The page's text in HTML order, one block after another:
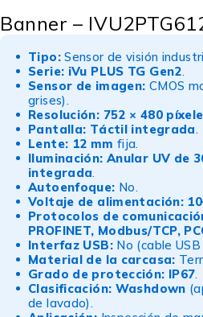
Banner –
Tipo:Sensor de visión
Serie: iVu PLUS TG Gen2.
Sensor de imagen: CMOS
grises).
Resolución: 752 × 480
Pantalla: Táctil integrada.
Lente: 12 mm fija.
Iluminación: Anular UV de
integrada.
Autoenfoque: No.
Voltaje de alimentación:
Protocolos de
PROFINET, Modbus/TCP,
Interfaz USB:No (cable USB
Material de la carcasa:
Grado de protección: IP67.
Clasificación: Washdown
de lavado).